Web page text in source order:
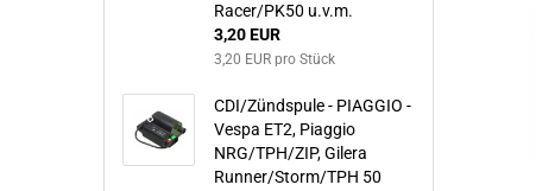
Racer/PK50 u.v.m.
3,20 EUR
3,20 EUR pro Stück
CDI/Zündspule - PIAGGIO -
Vespa ET2, Piaggio
NRG/TPH/ZIP, Gilera
Runner/Storm/TPH 50